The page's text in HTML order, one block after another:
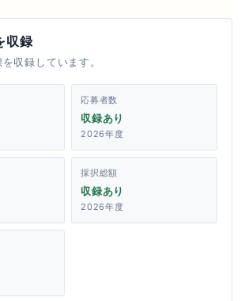
収録
収録しています。
応募者数
収録あり
2026年度
採択総額
収録あり
2026年度